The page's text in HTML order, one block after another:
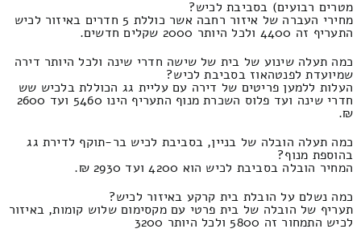
מטרים רבועים) בסביבת לכיש?
מחירי העברה של איזור רחבה אשר כוללת 5 חדרים באיזור לכיש
התעריף זה 4400 ולכל היותר 2000 שקלים חדשים.
כמה תעלה שינוע של בית של שישה חדרי שינה ולכל היותר דירה
שמיועדת לפנטהאוז בסביבת לכיש?
העלות ללמען פריטים של דירה עם עליית גג הכוללת בלכיש שש
חדרי שינה ועד פלוס השכרת מנוף התעריף הינו 5460 ועד 2600
₪.
כמה תעלה הובלה של בניין, בסביבת לכיש בר-תוקף לדירת גג
בהוספת מנוף?
המחיר הובלה בסביבת לכיש הוא 4200 ועד 2930 ₪.
כמה נשלם על הובלת בית קרקע באיזור לכיש?
תעריף של הובלה של בית פרטי עם מקסימום שלוש קומות, באיזור
לכיש התמחור זה 5800 ולכל היותר 3200